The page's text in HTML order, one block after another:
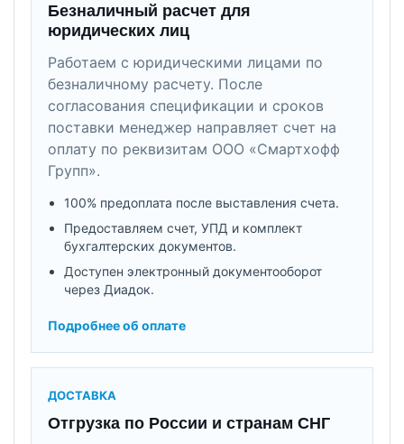
Безналичный расчет для
юридических лиц
Работаем с юридическими лицами по
безналичному расчету. После
согласования спецификации и сроков
поставки менеджер направляет счет на
оплату по реквизитам ООО «Смартхофф
Групп».
100% предоплата после выставления счета.
Предоставляем счет, УПД и комплект
бухгалтерских документов.
Доступен электронный документооборот
через Диадок.
Подробнее об оплате
ДОСТАВКА
Отгрузка по России и странам СНГ